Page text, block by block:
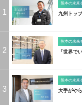
1
熊本の未来
九州トッ
2
熊本の未来
「世界で
3
熊本の未来
大手がや